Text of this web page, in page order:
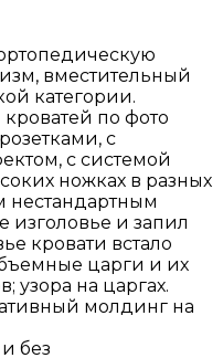
вместительный
категории.
по фото
с
с системой
ножках в разных
нестандартным
изголовье и запил
кровати встало
царги и их
узора на царгах.
молдинг на
без